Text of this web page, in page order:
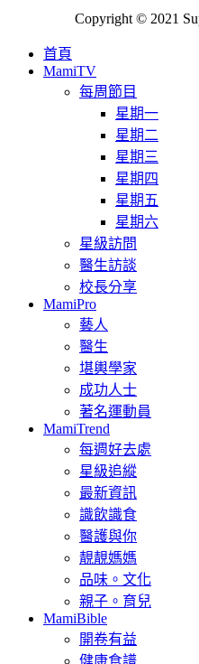
Copyright © 2021
首頁
MamiTV
每周節目
星期一
星期二
星期三
星期四
星期五
星期六
星級訪問
醫生訪談
校長分享
MamiPro
藝人
醫生
堪輿學家
成功人士
著名運動員
MamiTrend
每週好去處
星級追縱
最新資訊
識飲識食
醫護與你
靚靚媽媽
品味。文化
親子。育兒
MamiBible
開卷有益